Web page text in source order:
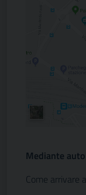
Mediante auto
Come arrivare